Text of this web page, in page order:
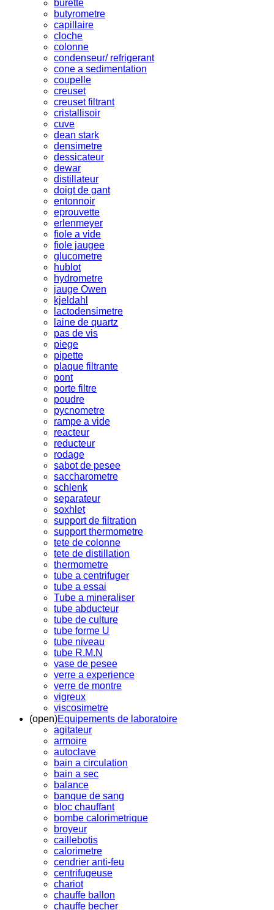
burette
butyrometre
capillaire
cloche
colonne
condenseur/ refrigerant
cone a sedimentation
coupelle
creuset
creuset filtrant
cristallisoir
cuve
dean stark
densimetre
dessicateur
dewar
distillateur
doigt de gant
entonnoir
eprouvette
erlenmeyer
fiole a vide
fiole jaugee
glucometre
hublot
hydrometre
jauge Owen
kjeldahl
lactodensimetre
laine de quartz
pas de vis
piege
pipette
plaque filtrante
pont
porte filtre
poudre
pycnometre
rampe a vide
reacteur
reducteur
rodage
sabot de pesee
saccharometre
schlenk
separateur
soxhlet
support de filtration
support thermometre
tete de colonne
tete de distillation
thermometre
tube a centrifuger
tube a essai
Tube a mineraliser
tube abducteur
tube de culture
tube forme U
tube niveau
tube R.M.N
vase de pesee
verre a experience
verre de montre
vigreux
viscosimetre
(open)Equipements de laboratoire
agitateur
armoire
autoclave
bain a circulation
bain a sec
balance
banque de sang
bloc chauffant
bombe calorimetrique
broyeur
caillebotis
calorimetre
cendrier anti-feu
centrifugeuse
chariot
chauffe ballon
chauffe becher